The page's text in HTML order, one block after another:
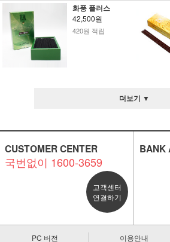
화풍 플러스
42,500원
420원 적립
더보기 ▼
CUSTOMER CENTER
국번없이 1600-3659
고객센터
연결하기
BANK
PC 버전 이용안내